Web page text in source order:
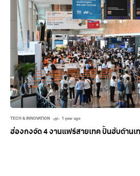
TECH & INNOVATION 1 year ago
ฮ่องกงจัด 4 งานแฟร์สายเทค ปั้นฮับด้านเ